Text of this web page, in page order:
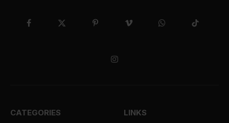
FacebookX
Pinterest Vimeo WhatsAppTikTok
Instagram
CATEGORIES LINKS